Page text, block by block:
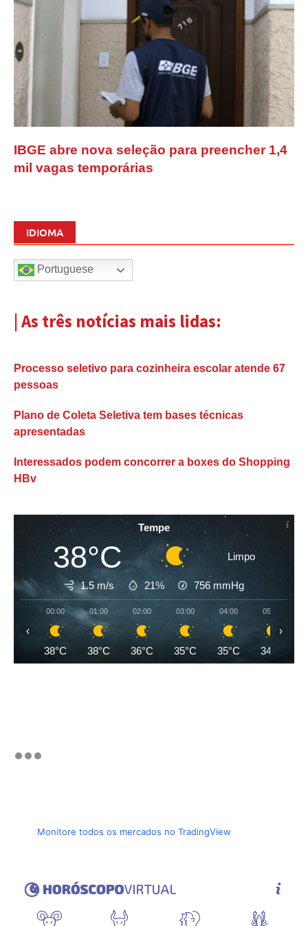
IBGE abre nova seleção para preencher 1,4
mil vagas temporárias
IDIOMA
Portuguese
| As três notícias mais lidas:
Processo seletivo para cozinheira escolar atende 67
pessoas
Plano de Coleta Seletiva tem bases técnicas
apresentadas
Interessados podem concorrer a boxes do Shopping
HBv
Tempe
38°C Limpo
1.5 m/s 21% 756 mmHg
00:00
38°C
01:00
38°C
02:00
36°C
03:00
35°C
04:00
35°C
05:00
34°C
‹ ›
Monitore todos os mercados no TradingView